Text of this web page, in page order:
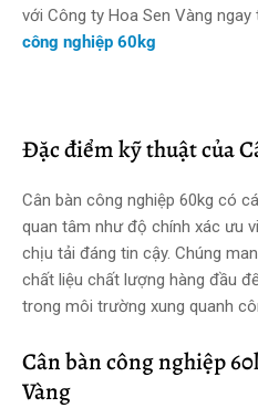
với Công ty Hoa Sen Vàng ngay
công nghiệp 60kg
Đặc điểm kỹ thuật của
Cân bàn công nghiệp 60kg có
quan tâm như độ chính xác ưu
chịu tải đáng tin cậy. Chúng
chất liệu chất lượng hàng đầu
trong môi trường xung quanh
Cân bàn công nghiệp
Vàng